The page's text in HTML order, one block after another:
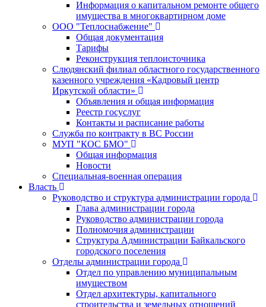
Информация о капитальном ремонте общего
имущества в многоквартирном доме
ООО "Теплоснабжение"
Общая документация
Тарифы
Реконструкция теплоисточника
Слюдянский филиал областного государственного
казенного учреждения «Кадровый центр
Иркутской области»
Объявления и общая информация
Реестр госуслуг
Контакты и расписание работы
Служба по контракту в ВС России
МУП "КОС БМО"
Общая информация
Новости
Специальная-военная операция
Власть
Руководство и структура администрации города
Глава администрации города
Руководство администрации города
Полномочия администрации
Структура Администрации Байкальского
городского поселения
Отделы администрации города
Отдел по управлению муниципальным
имуществом
Отдел архитектуры, капитального
строительства и земельных отношений